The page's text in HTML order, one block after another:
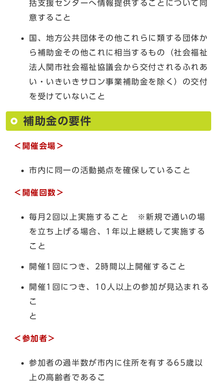
括支援センターへ情報提供することについて同
意すること
国、地方公共団体その他これらに類する団体か
ら補助金その他これに相当するもの（社会福祉
法人関市社会福祉協議会から交付されるふれあ
い・いきいきサロン事業補助金を除く）の交付
を受けていないこと
補助金の要件
＜開催会場＞
市内に同一の活動拠点を確保していること
＜開催回数＞
毎月2回以上実施すること ※新規で通いの場
を立ち上げる場合、1年以上継続して実施する
こと
開催1回につき、2時間以上開催すること
開催1回につき、10人以上の参加が見込まれる
こ
＜参加者＞
参加者の過半数が市内に住所を有する65歳以
上の高齢者であるこ